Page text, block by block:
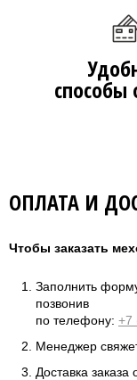
способы
ОПЛАТА И
Чтобы заказать
Заполнить
позвонив
по телефону: +7
Менеджер
Доставка